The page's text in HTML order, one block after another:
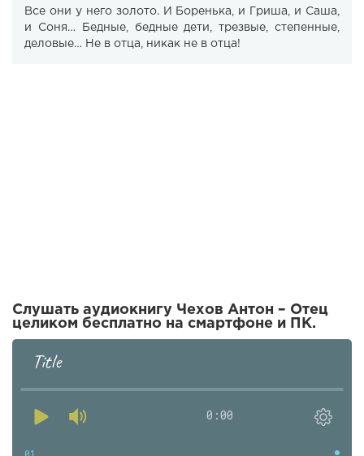
Все они у него золото. И Боренька, и Гриша, и Саша,
и Соня… Бедные, бедные дети, трезвые, степенные,
деловые… Не в отца, никак не в отца!
Слушать аудиокнигу Чехов Антон – Отец
целиком бесплатно на смартфоне и ПК.
Title
0:00